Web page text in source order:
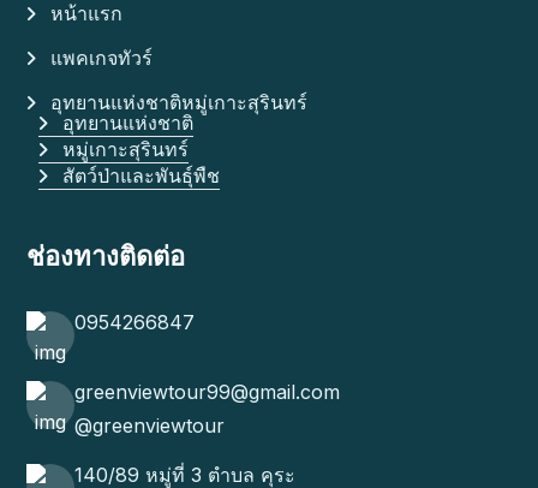
หน้าแรก
แพคเกจทัวร์
อุทยานแห่งชาติหมู่เกาะสุรินทร์
อุทยานแห่งชาติ
หมู่เกาะสุรินทร์
สัตว์ป่าและพันธุ์พืช
ช่องทางติดต่อ
0954266847
greenviewtour99@gmail.com
@greenviewtour
140/89 หมู่ที่ 3 ตำบล คุระ